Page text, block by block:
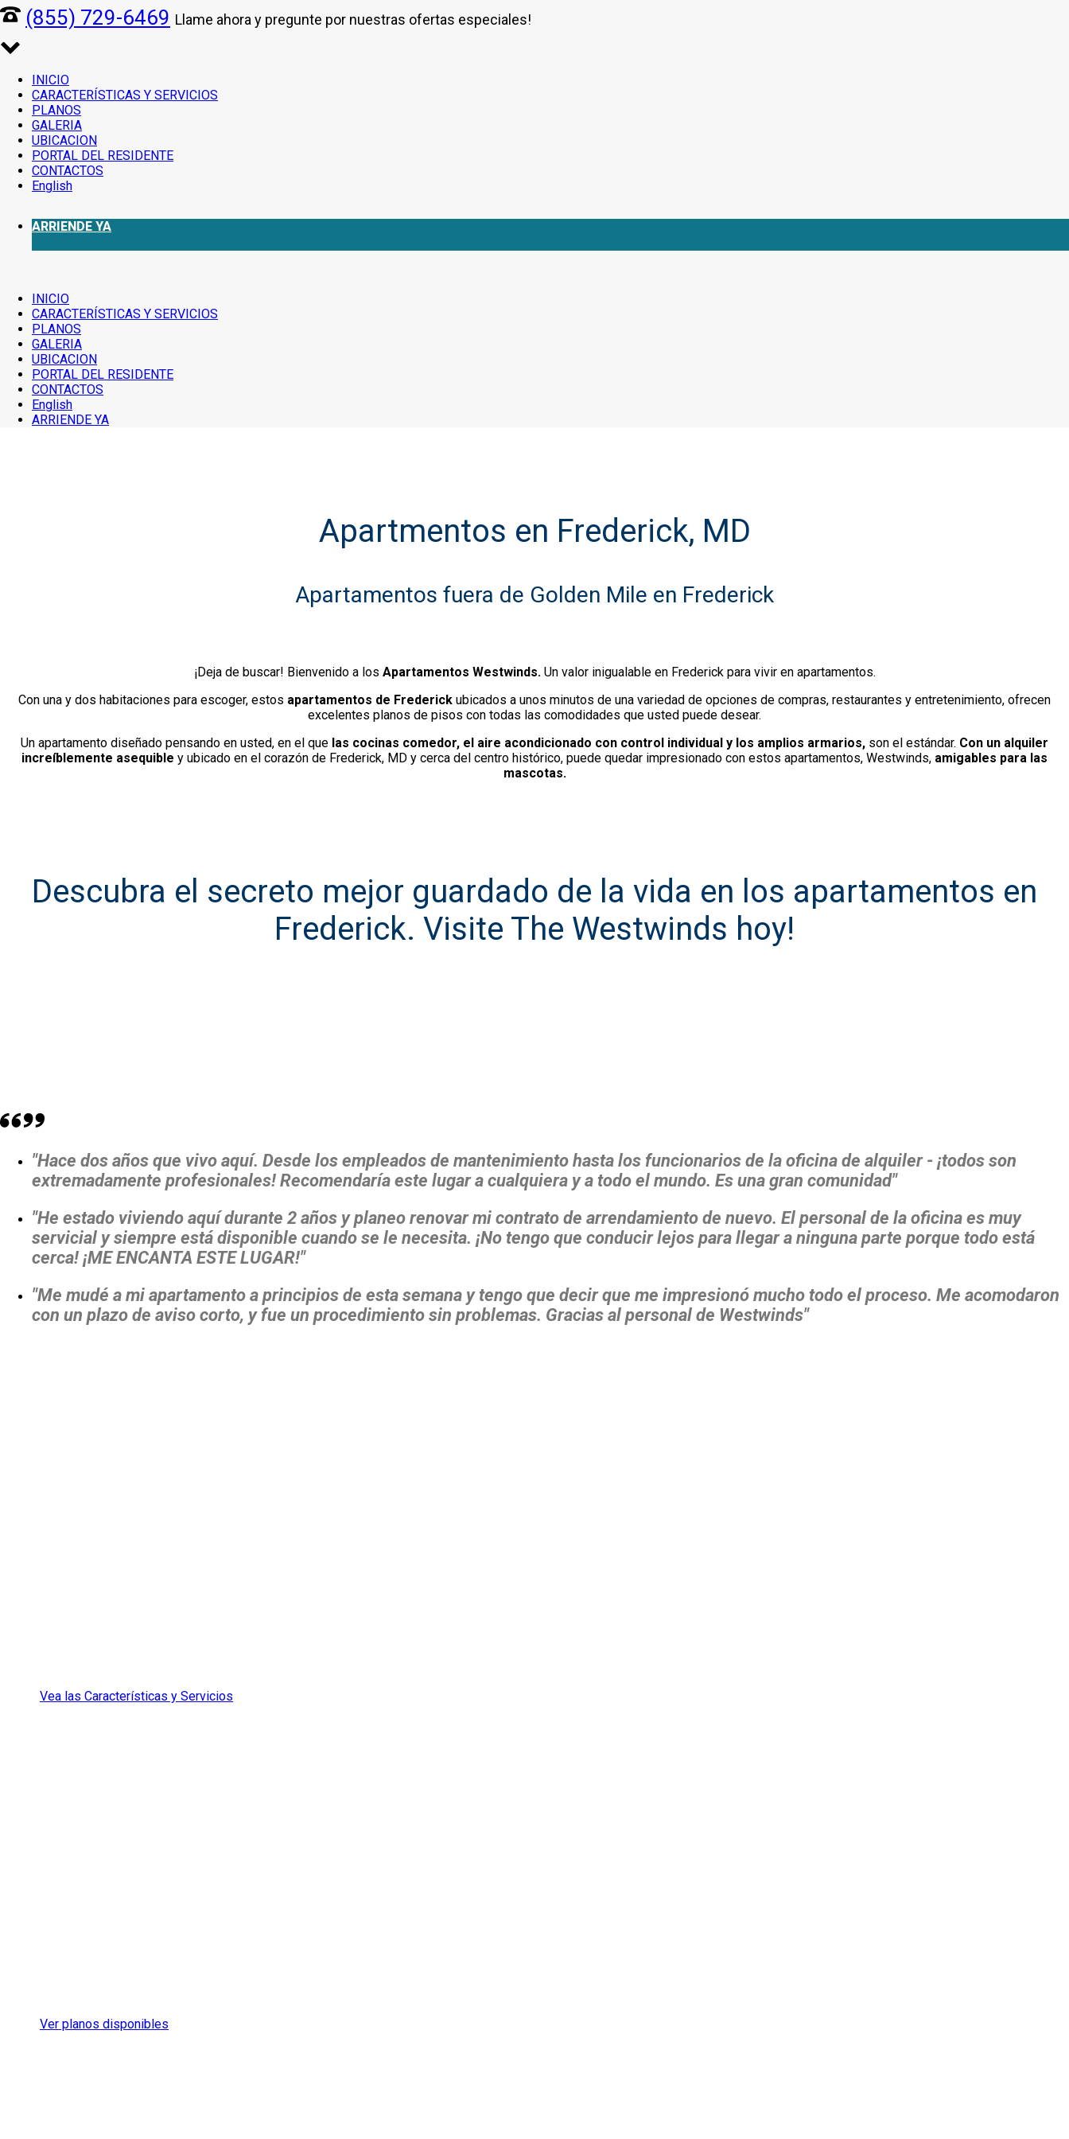
(855) 729-6469 Llame ahora y pregunte por nuestras ofertas especiales!
INICIO
CARACTERÍSTICAS Y SERVICIOS
PLANOS
GALERIA
UBICACION
PORTAL DEL RESIDENTE
CONTACTOS
English
ARRIENDE YA
INICIO
CARACTERÍSTICAS Y SERVICIOS
PLANOS
GALERIA
UBICACION
PORTAL DEL RESIDENTE
CONTACTOS
English
ARRIENDE YA
Apartmentos en Frederick, MD
Apartamentos fuera de Golden Mile en Frederick
¡Deja de buscar! Bienvenido a los Apartamentos Westwinds.Un valor inigualable en Frederick para vivir en apartamentos.
Con una y dos habitaciones para escoger, estos apartamentos de Frederick ubicados a unos minutos de una variedad de opciones de compras, restaurantes y entretenimiento, ofrecen
excelentes planos de pisos con todas las comodidades que usted puede desear.
Un apartamento diseñado pensando en usted, en el que las cocinas comedor, el aire acondicionado con control individual y los amplios armarios, son el estándar. Con un alquiler
increíblemente asequible y ubicado en el corazón de Frederick, MD y cerca del centro histórico, puede quedar impresionado con estos apartamentos, Westwinds, amigables para las
mascotas.
Descubra el secreto mejor guardado de la vida en los apartamentos en
Frederick. Visite The Westwinds hoy!
"Hace dos años que vivo aquí. Desde los empleados de mantenimiento hasta los funcionarios de la oficina de alquiler - ¡todos son
extremadamente profesionales! Recomendaría este lugar a cualquiera y a todo el mundo. Es una gran comunidad"
"He estado viviendo aquí durante 2 años y planeo renovar mi contrato de arrendamiento de nuevo. El personal de la oficina es muy
servicial y siempre está disponible cuando se le necesita. ¡No tengo que conducir lejos para llegar a ninguna parte porque todo está
cerca! ¡ME ENCANTA ESTE LUGAR!"
"Me mudé a mi apartamento a principios de esta semana y tengo que decir que me impresionó mucho todo el proceso. Me acomodaron
con un plazo de aviso corto, y fue un procedimiento sin problemas. Gracias al personal de Westwinds"
Vea las Características y Servicios
Ver planos disponibles